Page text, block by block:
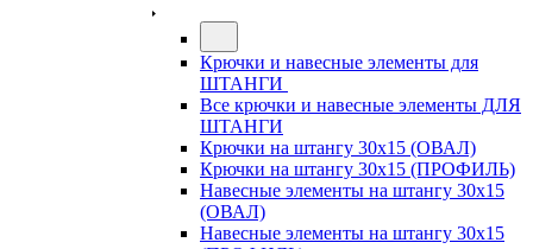
Крючки и навесные элементы для
ШТАНГИ
Все крючки и навесные элементы ДЛЯ
ШТАНГИ
Крючки на штангу 30х15 (ОВАЛ)
Крючки на штангу 30х15 (ПРОФИЛЬ)
Навесные элементы на штангу 30х15
(ОВАЛ)
Навесные элементы на штангу 30х15